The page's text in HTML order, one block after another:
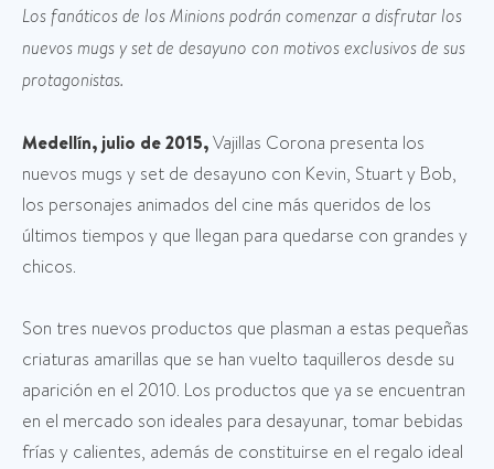
Los fanáticos de los Minions podrán comenzar a disfrutar los
nuevos mugs y set de desayuno con motivos exclusivos de sus
protagonistas.
Medellín, julio de 2015,Vajillas Corona presenta los
nuevos mugs y set de desayuno con Kevin, Stuart y Bob,
los personajes animados del cine más queridos de los
últimos tiempos y que llegan para quedarse con grandes y
chicos.
Son tres nuevos productos que plasman a estas pequeñas
criaturas amarillas que se han vuelto taquilleros desde su
aparición en el 2010. Los productos que ya se encuentran
en el mercado son ideales para desayunar, tomar bebidas
frías y calientes, además de constituirse en el regalo ideal